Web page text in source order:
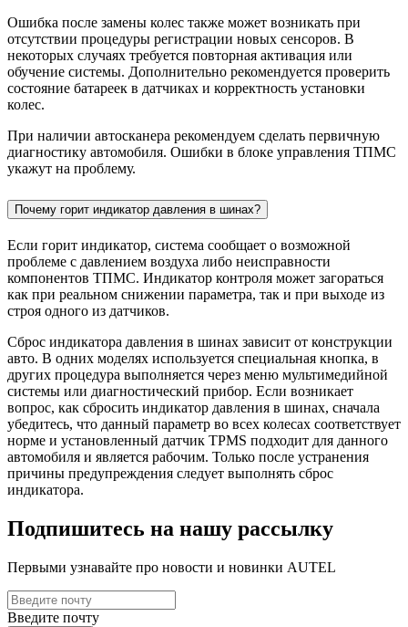
Ошибка после замены колес также может возникать при
отсутствии процедуры регистрации новых сенсоров. В
некоторых случаях требуется повторная активация или
обучение системы. Дополнительно рекомендуется проверить
состояние батареек в датчиках и корректность установки
колес.
При наличии автосканера рекомендуем сделать первичную
диагностику автомобиля. Ошибки в блоке управления ТПМС
укажут на проблему.
Почему горит индикатор давления в шинах?
Если горит индикатор, система сообщает о возможной
проблеме с давлением воздуха либо неисправности
компонентов ТПМС. Индикатор контроля может загораться
как при реальном снижении параметра, так и при выходе из
строя одного из датчиков.
Сброс индикатора давления в шинах зависит от конструкции
авто. В одних моделях используется специальная кнопка, в
других процедура выполняется через меню мультимедийной
системы или диагностический прибор. Если возникает
вопрос, как сбросить индикатор давления в шинах, сначала
убедитесь, что данный параметр во всех колесах соответствует
норме и установленный датчик TPMS подходит для данного
автомобиля и является рабочим. Только после устранения
причины предупреждения следует выполнять сброс
индикатора.
Подпишитесь на нашу рассылку
Первыми узнавайте про новости и новинки AUTEL
Введите почту